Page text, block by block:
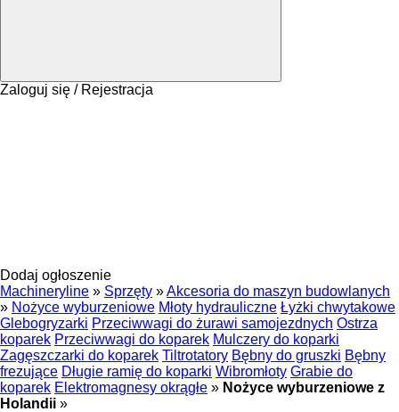
Zaloguj się / Rejestracja
Dodaj ogłoszenie
Machineryline » Sprzęty »Akcesoria do maszyn budowlanych
» Nożyce wyburzeniowe Młoty hydrauliczne Łyżki chwytakowe
Glebogryzarki Przeciwwagi do żurawi samojezdnych Ostrza
koparek Przeciwwagi do koparek Mulczery do koparki
Zagęszczarki do koparek Tiltrotatory Bębny do gruszki Bębny
frezujące Długie ramię do koparki Wibromłoty Grabie do
koparek Elektromagnesy okrągłe » Nożyce wyburzeniowe z
Holandii »